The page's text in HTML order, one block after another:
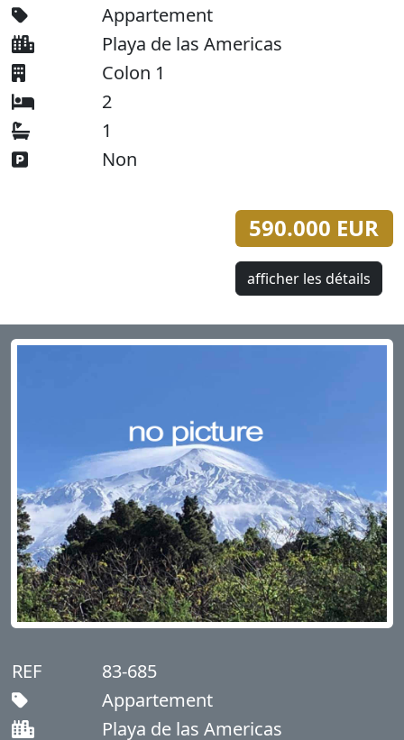
Appartement
Playa de las Americas
Colon 1
2
1
Non
590.000 EUR
afficher les détails
REF
83-685
Appartement
Playa de las Americas